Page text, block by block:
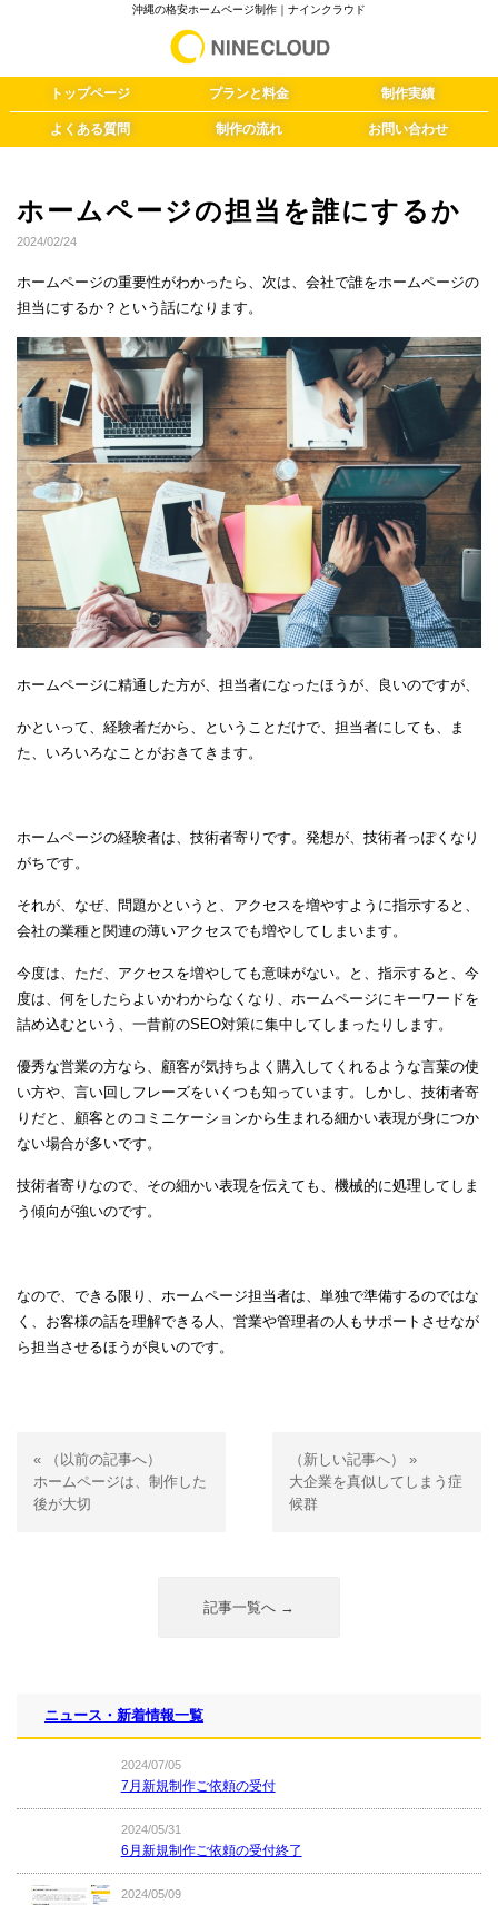
沖縄の格安ホームページ制作｜ナインクラウド
トップページ プランと料金 制作実績
よくある質問 制作の流れ お問い合わせ
ホームページの担当を誰にするか
2024/02/24
ホームページの重要性がわかったら、次は、会社で誰をホームページの
担当にするか？という話になります。
ホームページに精通した方が、担当者になったほうが、良いのですが、
かといって、経験者だから、ということだけで、担当者にしても、ま
た、いろいろなことがおきてきます。
ホームページの経験者は、技術者寄りです。発想が、技術者っぽくなり
がちです。
それが、なぜ、問題かというと、アクセスを増やすように指示すると、
会社の業種と関連の薄いアクセスでも増やしてしまいます。
今度は、ただ、アクセスを増やしても意味がない。と、指示すると、今
度は、何をしたらよいかわからなくなり、ホームページにキーワードを
詰め込むという、一昔前のSEO対策に集中してしまったりします。
優秀な営業の方なら、顧客が気持ちよく購入してくれるような言葉の使
い方や、言い回しフレーズをいくつも知っています。しかし、技術者寄
りだと、顧客とのコミニケーションから生まれる細かい表現が身につか
ない場合が多いです。
技術者寄りなので、その細かい表現を伝えても、機械的に処理してしま
う傾向が強いのです。
なので、できる限り、ホームページ担当者は、単独で準備するのではな
く、お客様の話を理解できる人、営業や管理者の人もサポートさせなが
ら担当させるほうが良いのです。
« （以前の記事へ）
ホームページは、制作した
後が大切
（新しい記事へ） »
大企業を真似してしまう症
候群
記事一覧へ →
ニュース・新着情報一覧
2024/07/05
7月新規制作ご依頼の受付
2024/05/31
6月新規制作ご依頼の受付終了
2024/05/09